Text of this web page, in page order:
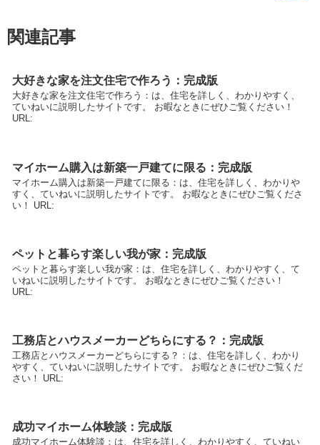
関連記事
大好きな家を注文住宅で作ろう：完成版
大好きな家を注文住宅で作ろう：は、住宅を詳しく、わかりやすく、
ていねいに説明したサイトです。 お暇なときにぜひご覧ください！
URL:
マイホーム購入は新築一戸建てに限る：完成版
マイホーム購入は新築一戸建てに限る：は、住宅を詳しく、わかりや
すく、ていねいに説明したサイトです。 お暇なときにぜひご覧くださ
い！ URL:
ペットと暮らす楽しい我が家：完成版
ペットと暮らす楽しい我が家：は、住宅を詳しく、わかりやすく、て
いねいに説明したサイトです。 お暇なときにぜひご覧ください！
URL:
工務店とハウスメーカーどちらにする？：完成版
工務店とハウスメーカーどちらにする？：は、住宅を詳しく、わかり
やすく、ていねいに説明したサイトです。 お暇なときにぜひご覧くだ
さい！ URL:
成功マイホーム体験談：完成版
成功マイホーム体験談：は、住宅を詳しく、わかりやすく、ていねい